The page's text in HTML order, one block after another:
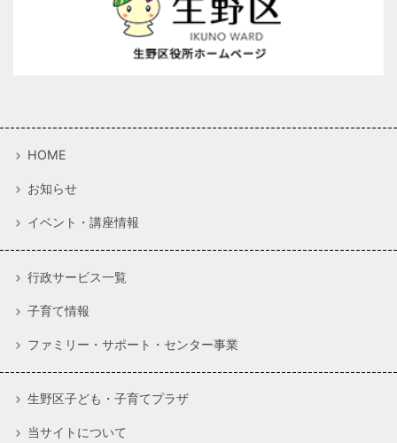
HOME
お知らせ
イベント・講座情報
行政サービス一覧
子育て情報
ファミリー・サポート・センター事業
生野区子ども・子育てプラザ
当サイトについて